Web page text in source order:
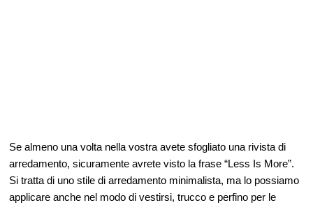
Se almeno una volta nella vostra avete sfogliato una rivista di
arredamento, sicuramente avrete visto la frase “Less Is More”.
Si tratta di uno stile di arredamento minimalista, ma lo possiamo
applicare anche nel modo di vestirsi, trucco e perfino per le